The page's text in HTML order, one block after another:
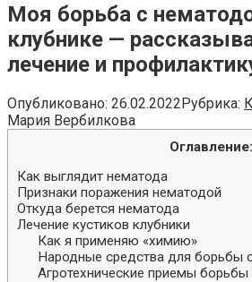
Моя борьба с
клубнике —
лечение и
Опубликовано: 26.02.2022Рубрика:
Мария Вербилкова
Оглавление:
Как выглядит нематода
Признаки поражения нематодой
Откуда берется нематода
Лечение кустиков клубники
Как я применяю «химию»
Народные средства для борьбы
Агротехнические приемы